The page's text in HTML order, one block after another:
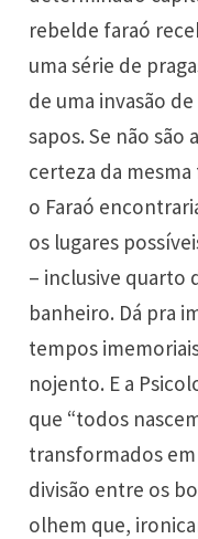
rebelde faraó
uma série de
de uma invasão
sapos. Se não são
certeza da
o Faraó
os lugares
– inclusive quarto
banheiro. Dá pra
tempos
nojento. E a
que “todos
transformados em
divisão entre os
olhem que,